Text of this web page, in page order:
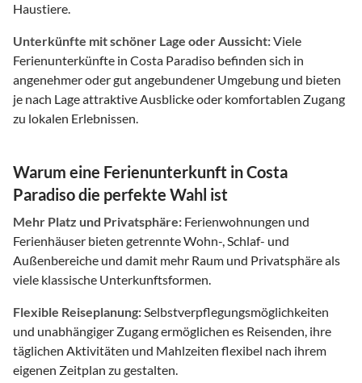
Haustiere.
Unterkünfte mit schöner Lage oder Aussicht:Viele
Ferienunterkünfte in Costa Paradiso befinden sich in
angenehmer oder gut angebundener Umgebung und bieten
je nach Lage attraktive Ausblicke oder komfortablen Zugang
zu lokalen Erlebnissen.
Warum eine Ferienunterkunft in Costa
Paradiso die perfekte Wahl ist
Mehr Platz und Privatsphäre: Ferienwohnungen und
Ferienhäuser bieten getrennte Wohn-, Schlaf- und
Außenbereiche und damit mehr Raum und Privatsphäre als
viele klassische Unterkunftsformen.
Flexible Reiseplanung:Selbstverpflegungsmöglichkeiten
und unabhängiger Zugang ermöglichen es Reisenden, ihre
täglichen Aktivitäten und Mahlzeiten flexibel nach ihrem
eigenen Zeitplan zu gestalten.